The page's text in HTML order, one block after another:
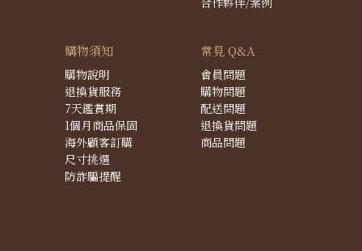
購物須知
購物說明
退換貨服務
7天鑑賞期
1個月商品保固
海外顧客訂購
尺寸挑選
防詐騙提醒
常見 Q&A
會員問題
購物問題
配送問題
退換貨問題
商品問題